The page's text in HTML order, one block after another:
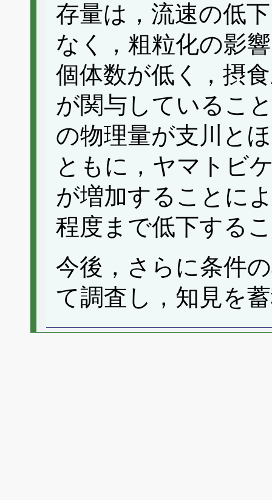
存量は，流速の低
なく，粗粒化の影
個体数が低く，摂
が関与しているこ
の物理量が支川と
ともに，ヤマトビ
が増加することに
程度まで低下する
今後，さらに条件
て調査し，知見を